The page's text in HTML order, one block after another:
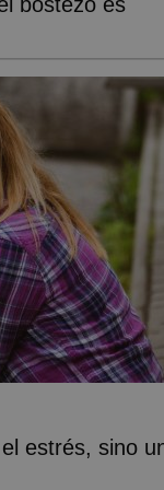
estrés, sino